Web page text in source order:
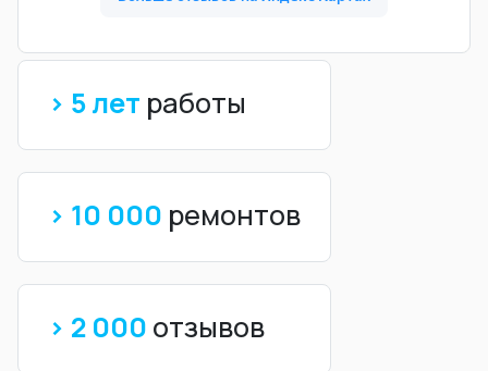
> 5 лет работы
> 10 000 ремонтов
> 2 000 отзывов